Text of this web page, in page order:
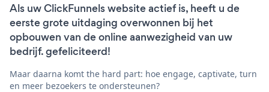
Als uw ClickFunnels website actief is, heeft u de
eerste grote uitdaging overwonnen bij het
opbouwen van de online aanwezigheid van uw
bedrijf. gefeliciteerd!
Maar daarna komt the hard part: hoe engage, captivate, turn
en meer bezoekers te ondersteunen?